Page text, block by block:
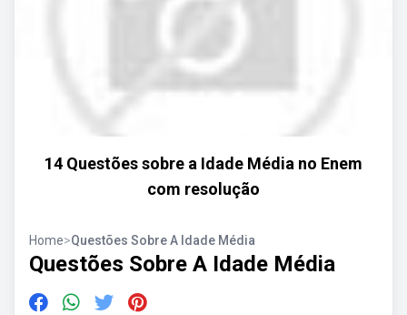
14 Questões sobre a Idade Média no Enem
com resolução
Home>Questões Sobre A Idade Média
Questões Sobre A Idade Média